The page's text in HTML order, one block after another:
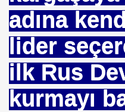
adına
lider
ilk Rus
kurmayı
VAKFI
İSMAİL TOPKAR